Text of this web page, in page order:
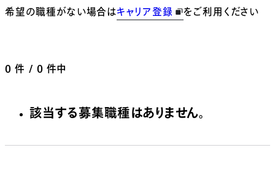
希望の職種がない場合はキャリア登録 をご利用ください
0 件 / 0 件中
該当する募集職種はありません。